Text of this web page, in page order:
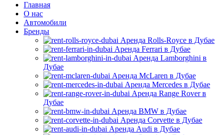
Главная
О нас
Автомобили
Бренды
Аренда Rolls-Royce в Дубае
Аренда Ferrari в Дубае
Аренда Lamborghini в
Дубае
Аренда McLaren в Дубае
Аренда Mercedes в Дубае
Аренда Range Rover в
Дубае
Аренда BMW в Дубае
Аренда Corvette в Дубае
Аренда Audi в Дубае